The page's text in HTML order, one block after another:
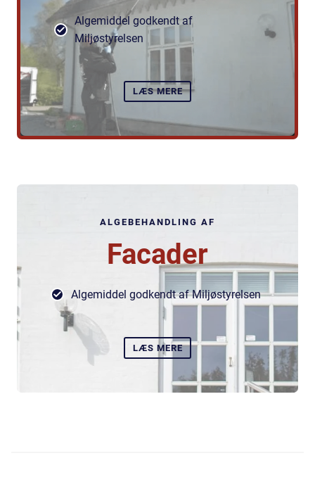
Algemiddel godkendt af
Miljøstyrelsen
LÆS MERE
ALGEBEHANDLING AF
Facader
Algemiddel godkendt af Miljøstyrelsen
LÆS MERE